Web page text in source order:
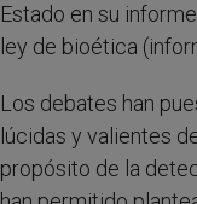
Estado en su
ley de bioética
Los debates han
lúcidas y valientes
propósito de la